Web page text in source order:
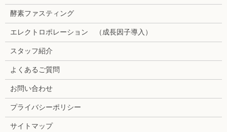
酵素ファスティング
エレクトロポレーション （成長因子導入）
スタッフ紹介
よくあるご質問
お問い合わせ
プライバシーポリシー
サイトマップ